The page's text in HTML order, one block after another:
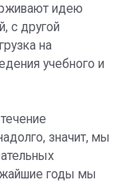
идею
с другой
на
учебного и
значит, мы
годы мы